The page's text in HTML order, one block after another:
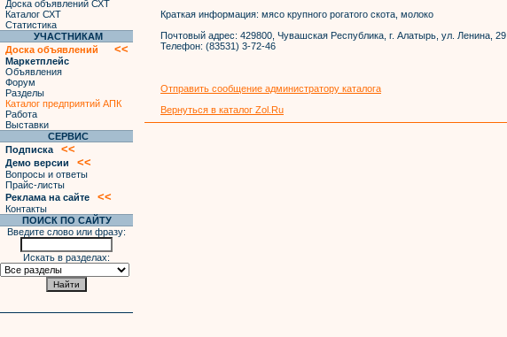
Доска объявлений СХТ
Каталог СХТ
Статистика
УЧАСТНИКАМ
Доска объявлений
<<
Маркетплейс
Объявления
Форум
Разделы
Каталог предприятий АПК
Работа
Выставки
СЕРВИС
Подписка
<<
Демо версии <<
Вопросы и ответы
Прайс-листы
Реклама на сайте
<<
Контакты
ПОИСК ПО САЙТУ
Введите слово или фразу:
Искать в разделах:
Краткая информация: мясо крупного рогатого скота, молоко
Почтовый адрес: 429800, Чувашская Республика, г. Алатырь, ул. Ленина, 29
Телефон: (83531) 3-72-46
Отправить сообщение администратору каталога
Вернуться в каталог Zol.Ru